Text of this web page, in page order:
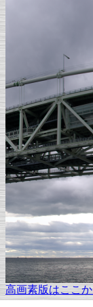
高画素版はここ